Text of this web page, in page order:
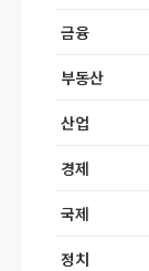
금융
부동산
산업
경제
국제
정치